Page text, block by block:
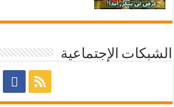
الشبكات الإجتماعية